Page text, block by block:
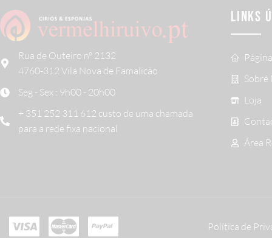
Rua de Outeiro nº 2132
4760-312 Vila Nova de Famalicão
Seg - Sex : 9h00 - 20h00
+ 351 252 311 612 custo de uma chamada
para a rede fixa nacional
LINKS
Sobré
Loja
Área
Política de